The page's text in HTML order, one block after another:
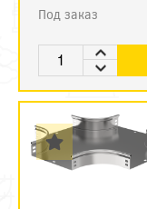
Под заказ